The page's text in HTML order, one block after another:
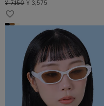
¥ 7,150 ¥ 3,575